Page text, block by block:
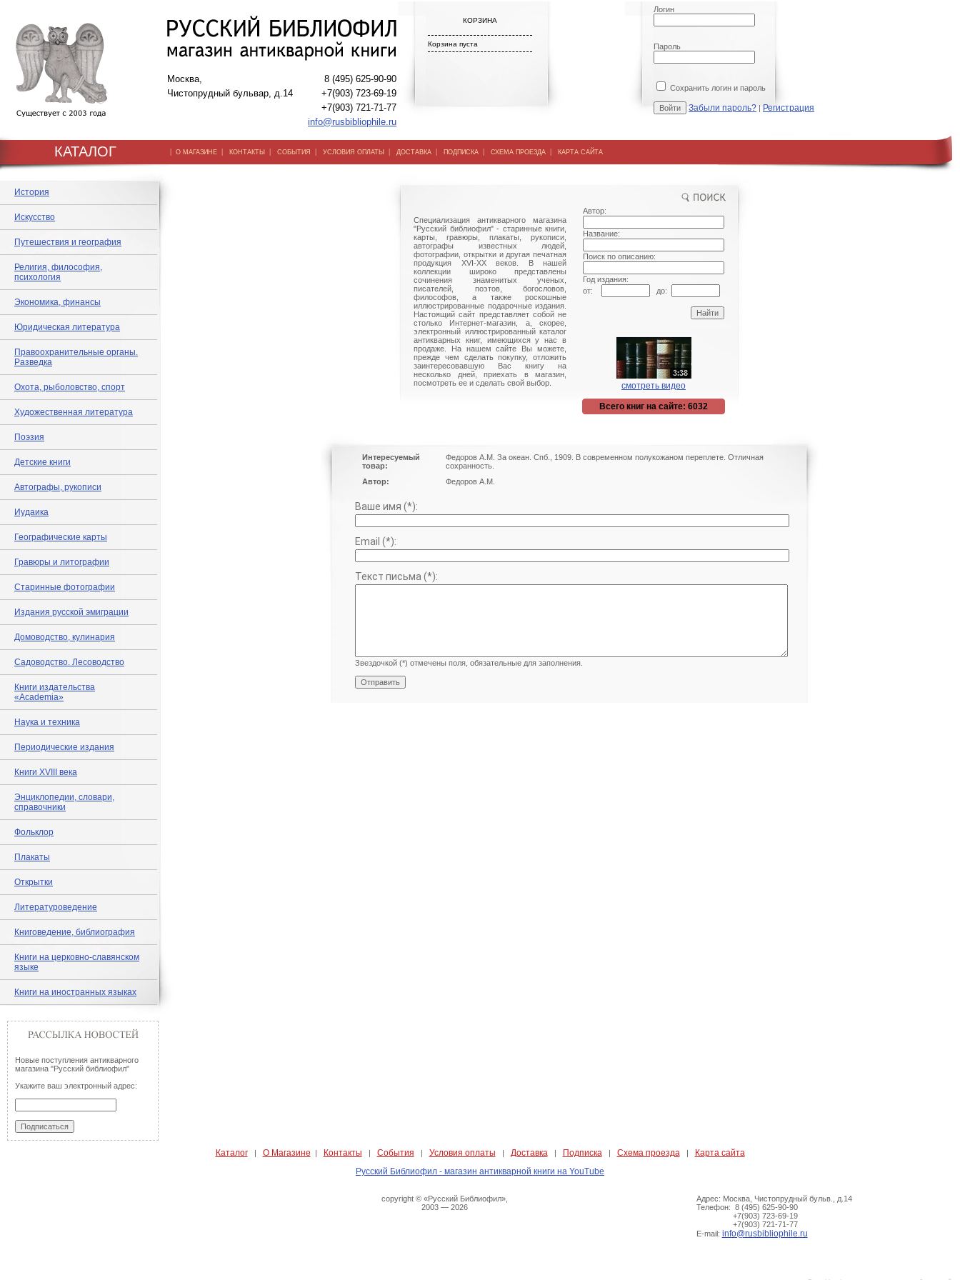
Москва,
Чистопрудный бульвар, д.14
8 (495) 625-90-90
+7(903) 723-69-19
+7(903) 721-71-77
info@rusbibliophile.ru
КОРЗИНА
Корзина пуста
Логин
Пароль
Сохранить логин и пароль
Забыли пароль? | Регистрация
КАТАЛОГ | О МАГАЗИНЕ | КОНТАКТЫ | СОБЫТИЯ | УСЛОВИЯ ОПЛАТЫ | ДОСТАВКА | ПОДПИСКА | СХЕМА ПРОЕЗДА | КАРТА САЙТА
История
Искусство
Путешествия и география
Религия, философия,
психология
Экономика, финансы
Юридическая литература
Правоохранительные органы.
Разведка
Охота, рыболовство, спорт
Художественная литература
Поэзия
Детские книги
Автографы, рукописи
Иудаика
Географические карты
Гравюры и литографии
Старинные фотографии
Издания русской эмиграции
Домоводство, кулинария
Садоводство. Лесоводство
Книги издательства
«Academia»
Наука и техника
Периодические издания
Книги XVIII века
Энциклопедии, словари,
справочники
Фольклор
Плакаты
Открытки
Литературоведение
Книговедение, библиография
Книги на церковно-славянском
языке
Книги на иностранных языках
Новые поступления антикварного
магазина "Русский библиофил"
Укажите ваш электронный адрес:
Специализация антикварного магазина
"Русский библиофил" - старинные книги,
карты, гравюры, плакаты, рукописи,
автографы известных людей,
фотографии, открытки и другая печатная
продукция XVI-XX веков. В нашей
коллекции широко представлены
сочинения знаменитых ученых,
писателей, поэтов, богословов,
философов, а также роскошные
иллюстрированные подарочные издания.
Настоящий сайт представляет собой не
столько Интернет-магазин, а, скорее,
электронный иллюстрированный каталог
антикварных книг, имеющихся у нас в
продаже. На нашем сайте Вы можете,
прежде чем сделать покупку, отложить
заинтересовавшую Вас книгу на
несколько дней, приехать в магазин,
посмотреть ее и сделать свой выбор.
Автор:
Название:
Поиск по описанию:
Год издания:
от:
до:
смотреть видео
Всего книг на сайте: 6032
Интересуемый
товар:
Федоров А.М. За океан. Спб., 1909. В современном полукожаном переплете. Отличная
сохранность.
Автор:
Федоров А.М.
Ваше имя (*):
Email (*):
Текст письма (*):
Звездочкой (*) отмечены поля, обязательные для заполнения.
Каталог| О Магазине | Контакты | События | Условия оплаты | Доставка | Подписка | Схема проезда |
Карта сайта
Русский Библиофил - магазин антикварной книги на YouTube
copyright © «Русский Библиофил»,
2003 — 2026
Адрес: Москва, Чистопрудный бульв., д.14
Телефон: 8 (495) 625-90-90
+7(903) 723-69-19
+7(903) 721-71-77
E-mail: info@rusbibliophile.ru